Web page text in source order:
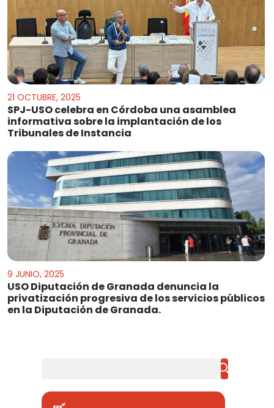
21 OCTUBRE, 2025
SPJ-USO celebra en Córdoba una asamblea
informativa sobre la implantación de los
Tribunales de Instancia
9 JUNIO, 2025
USO Diputación de Granada denuncia la
privatización progresiva de los servicios públicos
en la Diputación de Granada.